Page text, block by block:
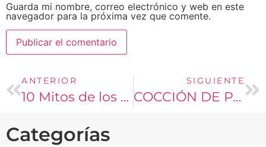
Guarda mi nombre, correo electrónico y web en este
navegador para la próxima vez que comente.
ANTERIOR
10 Mitos de los Robots
SIGUIENTE
COCCIÓN DE PASTAS
Categorías